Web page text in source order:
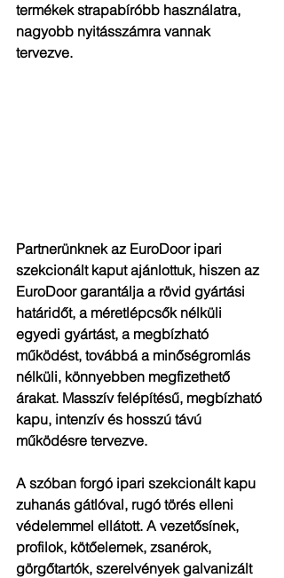
termékek strapabíróbb használatra,
nagyobb nyitásszámra vannak
tervezve.
Partnerünknek az EuroDoor ipari
szekcionált kaput ajánlottuk, hiszen az
EuroDoor garantálja a rövid gyártási
határidőt, a méretlépcsők nélküli
egyedi gyártást, a megbízható
működést, továbbá a minőségromlás
nélküli, könnyebben megfizethető
árakat. Masszív felépítésű, megbízható
kapu, intenzív és hosszú távú
működésre tervezve.
A szóban forgó ipari szekcionált kapu
zuhanás gátlóval, rugó törés elleni
védelemmel ellátott. A vezetősínek,
profilok, kötőelemek, zsanérok,
görgőtartók, szerelvények galvanizált